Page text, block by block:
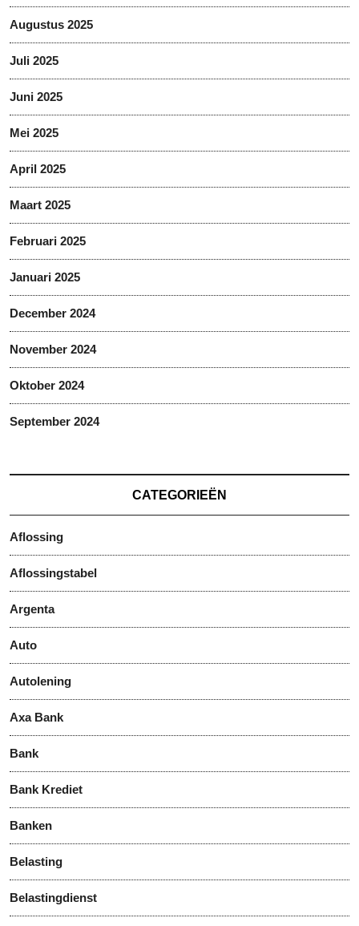
Augustus 2025
Juli 2025
Juni 2025
Mei 2025
April 2025
Maart 2025
Februari 2025
Januari 2025
December 2024
November 2024
Oktober 2024
September 2024
CATEGORIEËN
Aflossing
Aflossingstabel
Argenta
Auto
Autolening
Axa Bank
Bank
Bank Krediet
Banken
Belasting
Belastingdienst